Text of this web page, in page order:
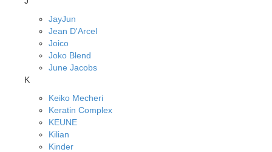
JayJun
Jean D'Arcel
Joico
Joko Blend
June Jacobs
K
Keiko Mecheri
Keratin Complex
KEUNE
Kilian
Kinder